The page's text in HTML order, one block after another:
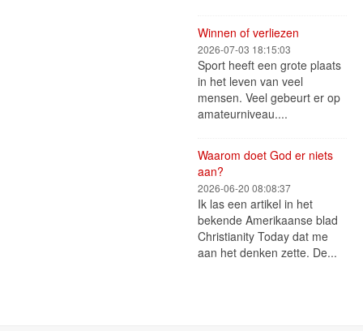
Winnen of verliezen
2026-07-03 18:15:03
Sport heeft een grote plaats
in het leven van veel
mensen. Veel gebeurt er op
amateurniveau....
Waarom doet God er niets
aan?
2026-06-20 08:08:37
Ik las een artikel in het
bekende Amerikaanse blad
Christianity Today dat me
aan het denken zette. De...